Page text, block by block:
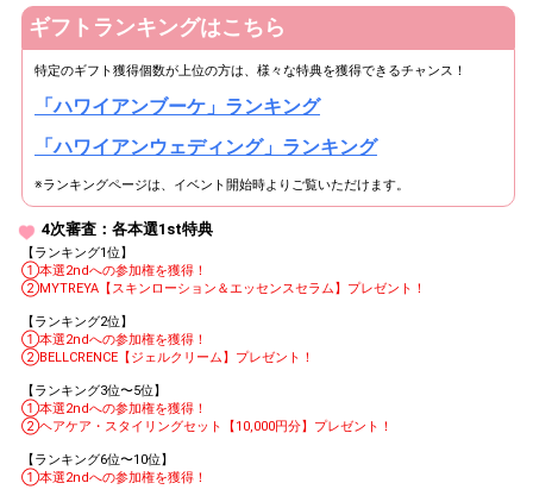
ギフトランキングはこちら
特定のギフト獲得個数が上位の方は、様々な特典を獲得できるチャンス！
「ハワイアンブーケ」ランキング
「ハワイアンウェディング」ランキング
※ランキングページは、イベント開始時よりご覧いただけます。
4次審査：各本選1st特典
【ランキング1位】
①本選2ndへの参加権を獲得！
②MYTREYA【スキンローション＆エッセンスセラム】プレゼント！
【ランキング2位】
①本選2ndへの参加権を獲得！
②BELLCRENCE【ジェルクリーム】プレゼント！
【ランキング3位〜5位】
①本選2ndへの参加権を獲得！
②ヘアケア・スタイリングセット【10,000円分】プレゼント！
【ランキング6位〜10位】
①本選2ndへの参加権を獲得！